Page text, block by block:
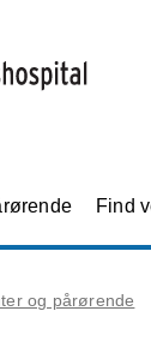
Find
og pårørende